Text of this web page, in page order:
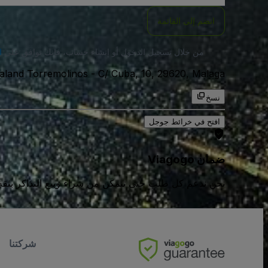
انضم إلى القائمة
من خلال تسجيل الدخول أو إنشاء حساب، فإنك توافق على
Torremolinos -C/ Cuba, 10, 29620, Malaga, اسبانيا
نسخ
افتح في خرائط جوجل
ضمان Viagogo
نحن ندعم كل طلب حتى تتمكن من شراء وبيع التذاكر بثقة
شركتنا